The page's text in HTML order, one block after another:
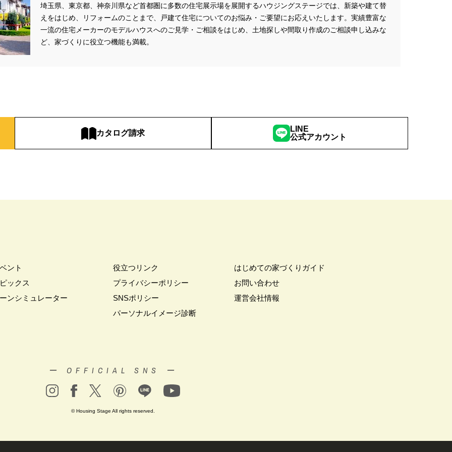
埼玉県、東京都、神奈川県など首都圏に多数の住宅展示場を展開するハウジングステージでは、新築や建て替
えをはじめ、リフォームのことまで、戸建て住宅についてのお悩み・ご要望にお応えいたします。実績豊富な
一流の住宅メーカーのモデルハウスへのご見学・ご相談をはじめ、土地探しや間取り作成のご相談申し込みな
ど、家づくりに役立つ機能も満載。
カタログ請求
LINE
公式アカウント
ント
ックス
ンシミュレーター
役立つリンク
プライバシーポリシー
SNSポリシー
パーソナルイメージ診断
はじめての家づくりガイド
お問い合わせ
運営会社情報
ー OFFICIAL SNS ー
© Housing Stage All rights reserved.